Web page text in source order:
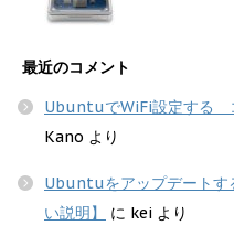
最近のコメント
UbuntuでWiFi設定する
Kano より
Ubuntuをアップデートす
い説明】
に kei より